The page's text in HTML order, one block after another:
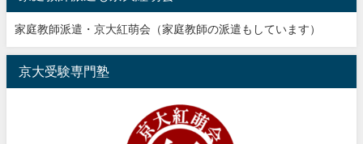
家庭教師派遣・京大紅萌会（家庭教師の派遣もしています）
京大受験専門塾